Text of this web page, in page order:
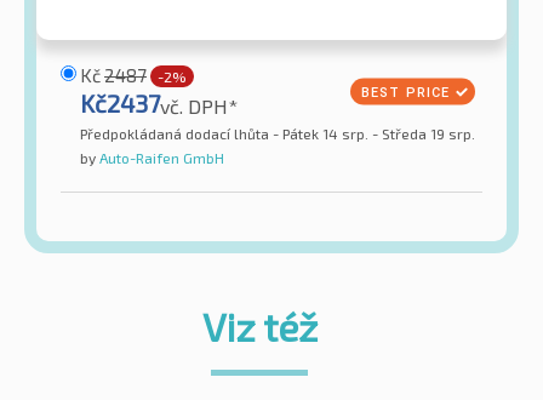
Kč2487 -2%
Kč2437vč. DPH*
Předpokládaná dodací lhůta - Pátek 14 srp. - Středa 19 srp.
by Auto-Raifen GmbH
Viz též